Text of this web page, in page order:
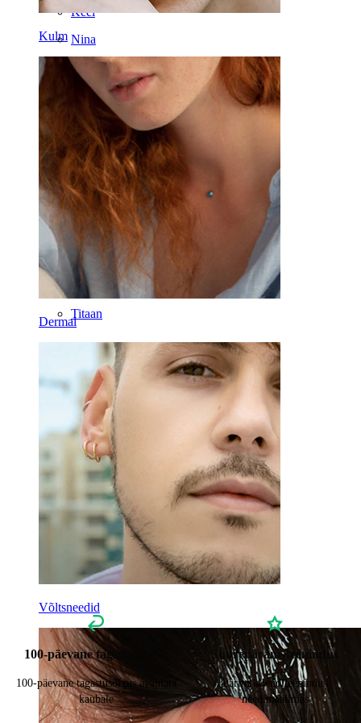
Kulm
Dermal
Võltsneedid
Keel
Nina
Tragus
Barbell
Rook
Daith
Hobuseraua
Rõngas
Töövahendid
Kaardus barbell
Kõrvanibu
Titaan
100-päevane tagastusõigus
100-päevane tagastusõigus avamata
kaubale
Suurepärane teenindus
Parim klienditeenindus
needimaailmas